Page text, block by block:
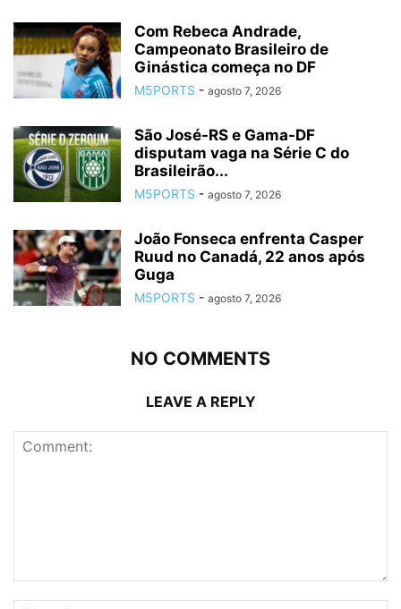
Com Rebeca Andrade,
Campeonato Brasileiro de
Ginástica começa no DF
M5PORTS - agosto 7, 2026
São José-RS e Gama-DF
disputam vaga na Série C do
Brasileirão...
M5PORTS - agosto 7, 2026
João Fonseca enfrenta Casper
Ruud no Canadá, 22 anos após
Guga
M5PORTS - agosto 7, 2026
NO COMMENTS
LEAVE A REPLY